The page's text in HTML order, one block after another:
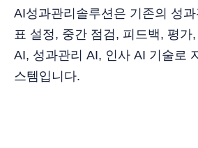
AI성과관리솔루션은 기존의 성
표 설정, 중간 점검, 피드백, 평가
AI, 성과관리 AI, 인사 AI 기술로
스템입니다.